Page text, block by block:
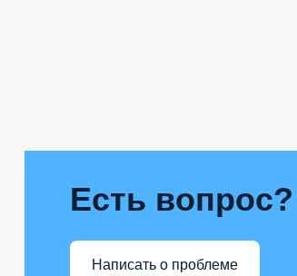
Есть вопрос?
Написать о проблеме